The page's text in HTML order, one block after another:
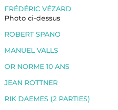
FRÉDÉRIC VÉZARD
Photo ci-dessus
ROBERT SPANO
MANUEL VALLS
OR NORME 10 ANS
JEAN ROTTNER
RIK DAEMES (2 PARTIES)